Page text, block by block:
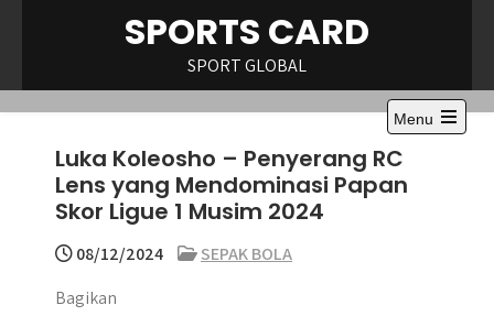
SPORTS CARD
SPORT GLOBAL
Menu
Open
Luka Koleosho – Penyerang RC
Lens yang Mendominasi Papan
Skor Ligue 1 Musim 2024
08/12/2024
SEPAK BOLA
Bagikan